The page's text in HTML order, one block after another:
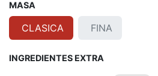
MASA
CLASICA FINA
INGREDIENTES EXTRA